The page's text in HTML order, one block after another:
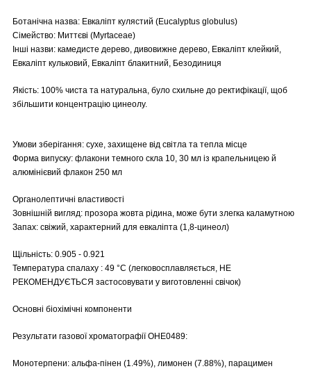
Ботанічна назва: Евкаліпт кулястий (Eucalyptus globulus)
Сімейство: Миттєві (Myrtaceae)
Інші назви: камедисте дерево, дивовижне дерево, Евкаліпт клейкий,
Евкаліпт кульковий, Евкаліпт блакитний, Безодиниця
Якість: 100% чиста та натуральна, було схильне до ректифікації, щоб
збільшити концентрацію цинеолу.
Умови зберігання: сухе, захищене від світла та тепла місце
Форма випуску: флакони темного скла 10, 30 мл із крапельницею й
алюмінієвий флакон 250 мл
Органолептичні властивості
Зовнішній вигляд: прозора жовта рідина, може бути злегка каламутною
Запах: свіжий, характерний для евкаліпта (1,8-цинеол)
Щільність: 0.905 - 0.921
Температура спалаху : 49 °C (легковосплавляється, НЕ
РЕКОМЕНДУЄТЬСЯ застосовувати у виготовленні свічок)
Основні біохімічні компоненти
Результати газової хроматографії OHE0489:
Монотерпени: альфа-пінен (1.49%), лимонен (7.88%), парацимен